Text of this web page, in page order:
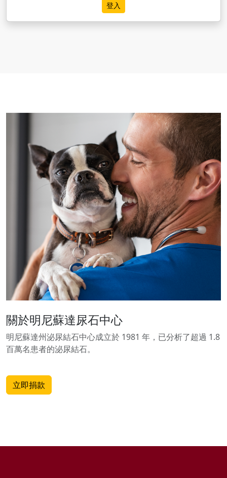
登入
關於明尼蘇達尿石中心
明尼蘇達州泌尿結石中心成立於 1981 年，已分析了超過 1.8
百萬名患者的泌尿結石。
立即捐款